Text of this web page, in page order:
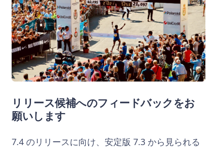
リリース候補へのフィードバックをお
願いします
7.4 のリリースに向け、安定版 7.3 から見られる